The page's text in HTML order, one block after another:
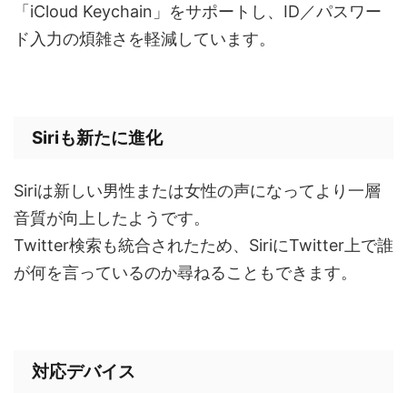
「iCloud Keychain」をサポートし、ID／パスワー
ド入力の煩雑さを軽減しています。
Siriも新たに進化
Siriは新しい男性または女性の声になってより一層
音質が向上したようです。
Twitter検索も統合されたため、SiriにTwitter上で誰
が何を言っているのか尋ねることもできます。
対応デバイス